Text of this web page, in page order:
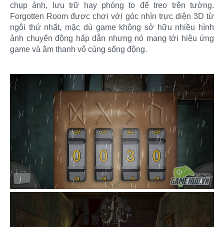
chụp ảnh, lưu trữ hay phóng to để treo trên tường.
Forgotten Room được chơi với góc nhìn trực diện 3D từ
ngôi thứ nhất, mặc dù game không sở hữu nhiều hình
ảnh chuyển động hấp dẫn nhưng nó mang tới hiệu ứng
game và âm thanh vô cùng sống động.